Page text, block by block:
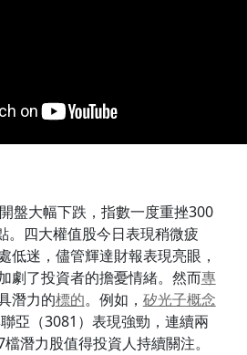
盤大幅下跌，指數一度重挫300
。四大權值股今日表現稍微疲
低迷，儘管輝達財報表現亮眼，
劇了投資者的擔憂情緒。然而專
潛力的標的。例如， 矽光子概念
亞（3081）表現強勁，連續兩
潛力股值得投資人持續關注。